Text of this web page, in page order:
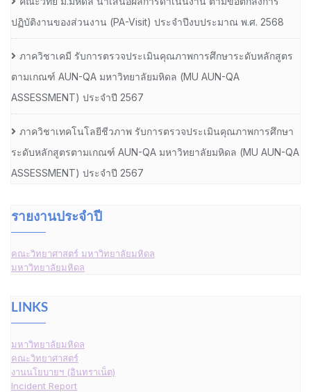
ปฏิบัติงานของส่วนงาน (PA-Visit) ประจำปีงบประมาณ พ.ศ. 2568
ภาควิชาเคมี รับการตรวจประเมินคุณภาพการศึกษาระดับหลักสูตร
ตามเกณฑ์ AUN-QA มหาวิทยาลัยมหิดล (MU AUN-QA
ASSESSMENT) ประจำปี 2567
ภาควิชาเทคโนโลยีชีวภาพ รับการตรวจประเมินคุณภาพการศึกษา
ระดับหลักสูตรตามเกณฑ์ AUN-QA มหาวิทยาลัยมหิดล (MU AUN-QA
ASSESSMENT) ประจำปี 2567
รายงานประจำปี
คณะวิทยาศาสตร์ มหาวิทยาลัยมหิดล
มหาวิทยาลัยมหิดล
LINKS
มหาวิทยาลัยมหิดล
คณะวิทยาศาสตร์
งานนโยบายฯ (อินทราเน็ต)
Incident Report